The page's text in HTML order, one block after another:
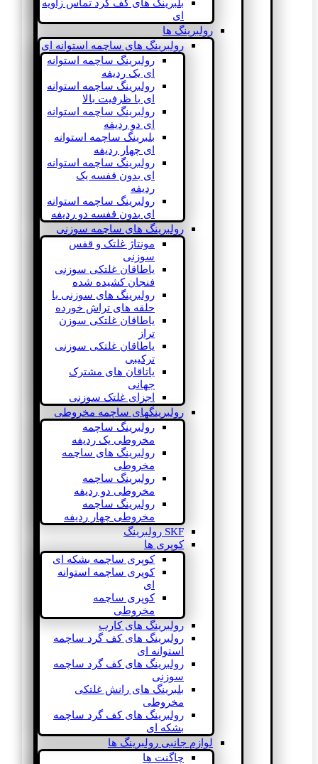
بلبرینگ های کف گرد تماس زاویه
ای
رولبرینگ ها
رولبرینگ های ساچمه استوانه ای
رولبرینگ ساچمه استوانه
ای یک ردیفه
رولبرینگ ساچمه استوانه
ای با ظرفیت بالا
رولبرینگ ساچمه استوانه
ای دو ردیفه
بلبرینگ ساچمه استوانه
ای چهار ردیفه
رولبرینگ ساچمه استوانه
ای بدون قفسه یک
ردیفه
رولبرینگ ساچمه استوانه
ای بدون قفسه دو ردیفه
رولبرینگ های ساچمه سوزنی
مونتاژ غلتک و قفس
سوزنی
یاطاقان غلتکی سوزنی
فنجان کشیده شده
رولبرینگ های سوزنی با
حلقه های تراش خورده
یاطاقان غلتکی سوزن
تراز
یاطاقان غلتکی سوزنی
ترکیبی
یاتاقان های مشترک
جهانی
اجزای غلتک سوزنی
رولبرینگهای ساچمه مخروطی
رولبرینگ ساچمه
مخروطی یک ردیفه
رولبرینگ های ساچمه
مخروطی
رولبرینگ ساچمه
مخروطی دو ردیفه
رولبرینگ ساچمه
مخروطی چهار ردیفه
SKF رولبرینگ
کوپری ها
کوپری ساچمه بشکه ای
کوپری ساچمه استوانه
ای
کوپری ساچمه
مخروطی
رولبرینگ های کارب
رولبرینگ های کف گرد ساچمه
استوانه ای
رولبرینگ های کف گرد ساچمه
سوزنی
بلبرینگ های رانش غلتکی
مخروطی
رولبرینگ های کف گرد ساچمه
بشکه ای
لوازم جانبی رولبرینگ ها
چاگنت ها